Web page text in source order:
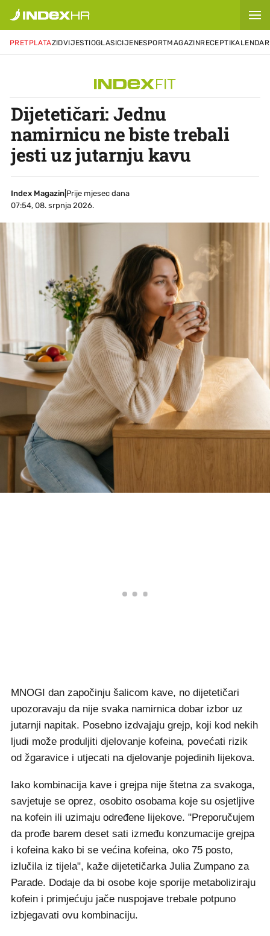
PRETPLATAZIDVIJESTIOGLASICIJENESPORTMAGAZINRECEPTIKALENDAR
Dijetetičari: Jednu
namirnicu ne biste trebali
jesti uz jutarnju kavu
Index Magazin
Prije mjesec dana
07:54, 08. srpnja 2026.
MNOGI dan započinju šalicom kave, no dijetetičari
upozoravaju da nije svaka namirnica dobar izbor uz
jutarnji napitak. Posebno izdvajaju grejp, koji kod nekih
ljudi može produljiti djelovanje kofeina, povećati rizik
od žgaravice i utjecati na djelovanje pojedinih lijekova.
Iako kombinacija kave i grejpa nije štetna za svakoga,
savjetuje se oprez, osobito osobama koje su osjetljive
na kofein ili uzimaju određene lijekove. "Preporučujem
da prođe barem deset sati između konzumacije grejpa
i kofeina kako bi se većina kofeina, oko 75 posto,
izlučila iz tijela", kaže dijetetičarka Julia Zumpano za
Parade. Dodaje da bi osobe koje sporije metaboliziraju
kofein i primjećuju jače nuspojave trebale potpuno
izbjegavati ovu kombinaciju.